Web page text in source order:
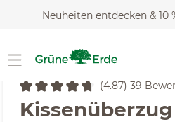
Zum Hauptinhalt springen
Neuheiten entdecken & 10
Heimtextilien Bettwäsche-
Durchschnittliche Bewertung
(4.87) 39